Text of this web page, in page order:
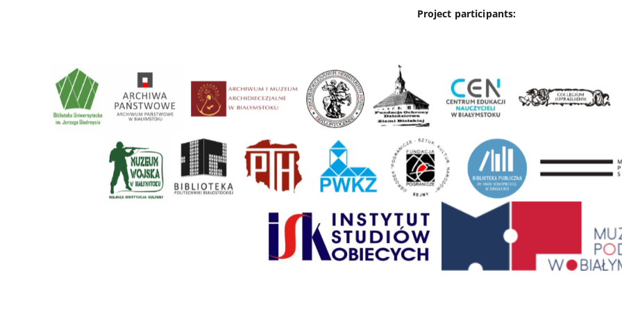
Project participants: